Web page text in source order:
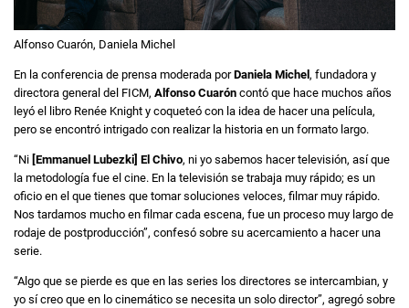
Alfonso Cuarón, Daniela Michel
En la conferencia de prensa moderada porDaniela Michel , fundadora y
directora general del FICM, Alfonso Cuarón contó que hace muchos años
leyó el libro Renée Knight y coqueteó con la idea de hacer una película,
pero se encontró intrigado con realizar la historia en un formato largo.
“Ni [Emmanuel Lubezki] El Chivo, ni yo sabemos hacer televisión, así que
la metodología fue el cine. En la televisión se trabaja muy rápido; es un
oficio en el que tienes que tomar soluciones veloces, filmar muy rápido.
Nos tardamos mucho en filmar cada escena, fue un proceso muy largo de
rodaje de postproducción”, confesó sobre su acercamiento a hacer una
serie.
“Algo que se pierde es que en las series los directores se intercambian, y
yo sí creo que en lo cinemático se necesita un solo director”, agregó sobre